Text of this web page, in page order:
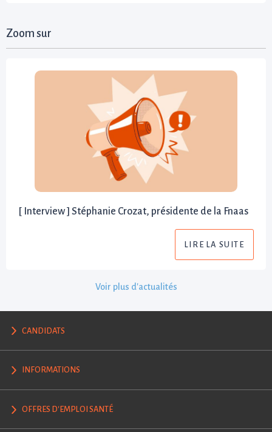
Zoom sur
[ Interview ] Stéphanie Crozat, présidente de la Fnaas
LIRE LA SUITE
Voir plus d'actualités
CANDIDATS
INFORMATIONS
OFFRES D'EMPLOI SANTÉ